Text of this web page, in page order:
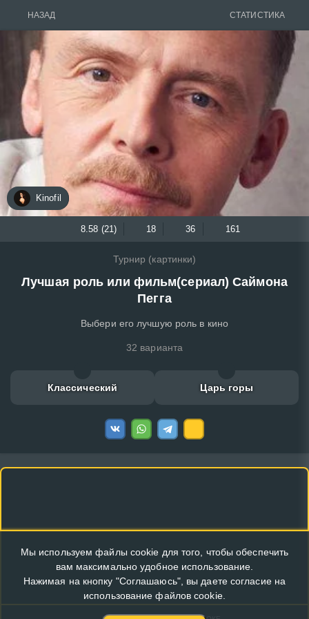
НАЗАД СТАТИСТИКА
Kinofil
8.58 (21) 18 36 161
Турнир (картинки)
Лучшая роль или фильм(сериал) Саймона
Пегга
Выбери его лучшую роль в кино
32 варианта
Классический Царь горы
Мы используем файлы cookie для того, чтобы обеспечить
вам максимально удобное использование.
Нажимая на кнопку "Соглашаюсь", вы даете согласие на
использование файлов cookie.